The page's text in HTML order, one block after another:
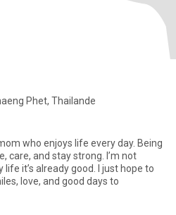
Phet, Thailande
who enjoys life every day. Being
care, and stay strong. I’m not
it’s already good. I just hope to
love, and good days to